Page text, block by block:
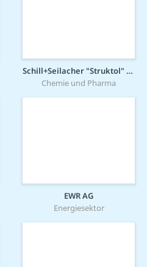
Schill+Seilacher "Struktol" GmbH
Chemie und Pharma
EWR AG
Energiesektor